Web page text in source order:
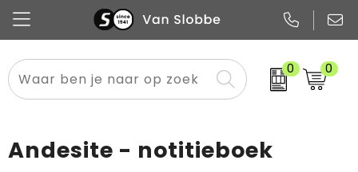
0 0
Alle categorieën
Pennen
Flessen
Meest gekozen
Boodschappen- en draagtassen
Andesite - notitieboek